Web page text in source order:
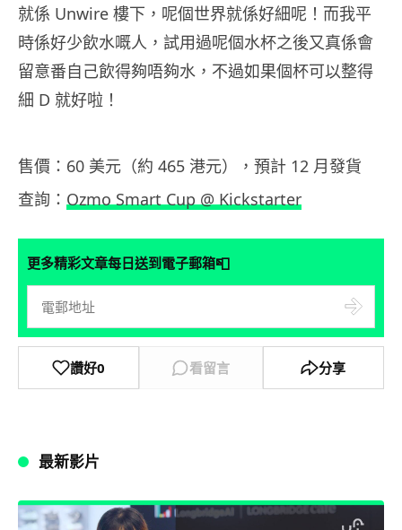
就係 Unwire 樓下，呢個世界就係好細呢！而我平
時係好少飲水嘅人，試用過呢個水杯之後又真係會
留意番自己飲得夠唔夠水，不過如果個杯可以整得
細 D 就好啦！
售價：60 美元（約 465 港元），預計 12 月發貨
查詢： Ozmo Smart Cup @ Kickstarter
更多精彩文章每日送到電子郵箱📮
讚好0 看留言 分享
最新影片